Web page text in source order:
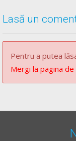
Lasă un
Pentru a putea
Mergi la pagina